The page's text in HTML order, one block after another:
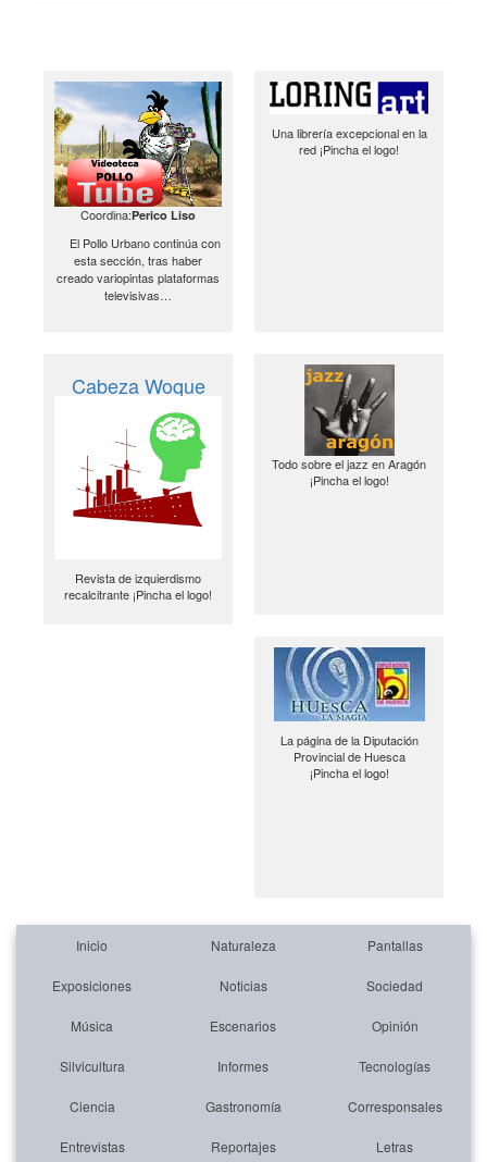
Coordina:Perico Liso
El Pollo Urbano continúa con
esta sección, tras haber
creado variopintas plataformas
televisivas…
Una librería excepcional en la
red ¡Pincha el logo!
Cabeza Woque
Revista de izquierdismo
recalcitrante ¡Pincha el logo!
Todo sobre el jazz en Aragón
¡Pincha el logo!
La página de la Diputación
Provincial de Huesca
¡Pincha el logo!
Inicio Naturaleza Pantallas
Exposiciones Noticias Sociedad
Música Escenarios Opinión
Silvicultura Informes Tecnologías
Ciencia Gastronomía Corresponsales
Entrevistas Reportajes Letras